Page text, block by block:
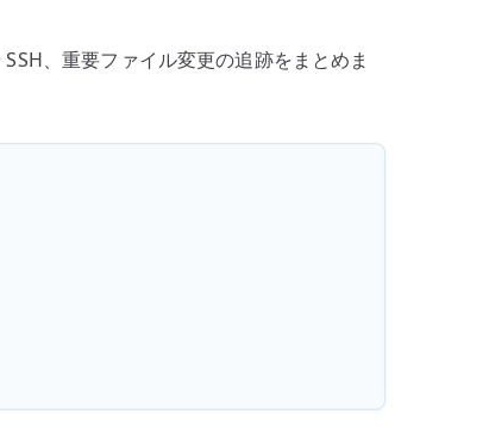
、重要ファイル変更の追跡をまとめま